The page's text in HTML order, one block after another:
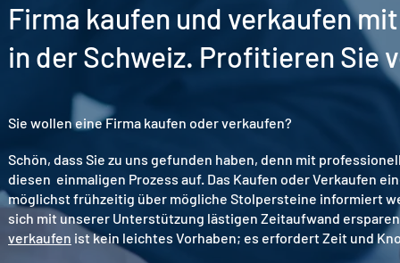
Firma kaufen und verkaufen
in der Schweiz. Profitieren Sie
Sie wollen eine Firma kaufen oder verkaufen?
Schön, dass Sie zu uns gefunden haben, denn mit
diesen einmaligen Prozess auf. Das Kaufen oder Verkaufen
möglichst frühzeitig über mögliche Stolpersteine informiert
sich mit unserer Unterstützung lästigen Zeitaufwand
verkaufen ist kein leichtes Vorhaben; es erfordert Zeit und